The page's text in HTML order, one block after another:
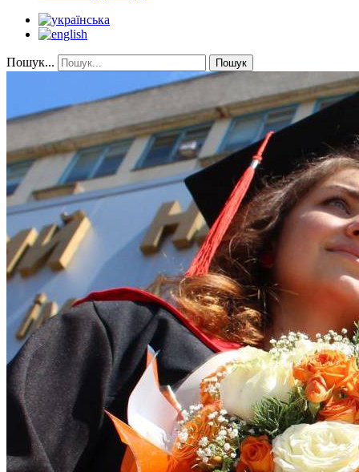
Пошук... Пошук